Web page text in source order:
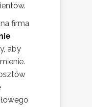
firma
aby